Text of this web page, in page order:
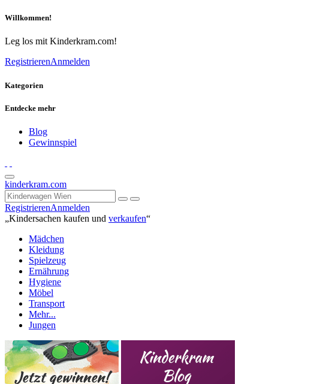
Willkommen!
Leg los mit Kinderkram.com!
RegistrierenAnmelden
Kategorien
Entdecke mehr
Blog
Gewinnspiel
kinderkram.com
RegistrierenAnmelden
„Kindersachen kaufen und verkaufen“
Mädchen
Kleidung
Spielzeug
Ernährung
Hygiene
Möbel
Transport
Mehr...
Jungen